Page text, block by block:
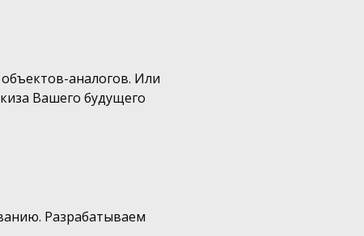
аналогов. Или
Вашего будущего
Разрабатываем